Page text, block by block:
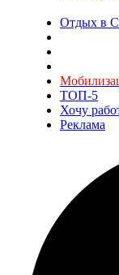
Отдых в
ТОП-5
Хочу
Реклама